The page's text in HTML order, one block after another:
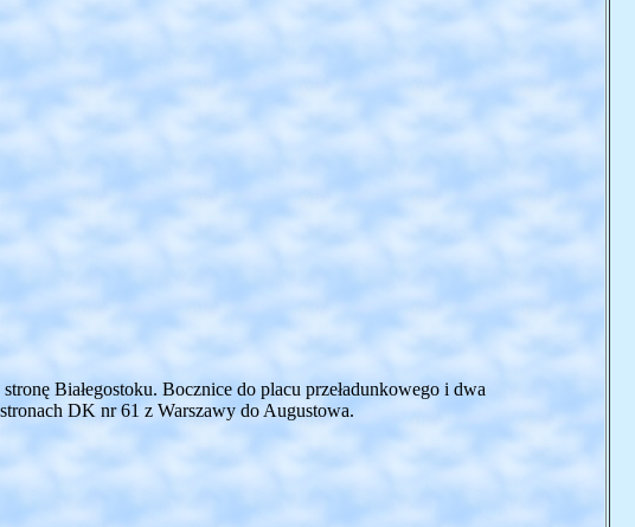
Białegostoku. Bocznice do placu przeładunkowego i dwa
DK nr 61 z Warszawy do Augustowa.